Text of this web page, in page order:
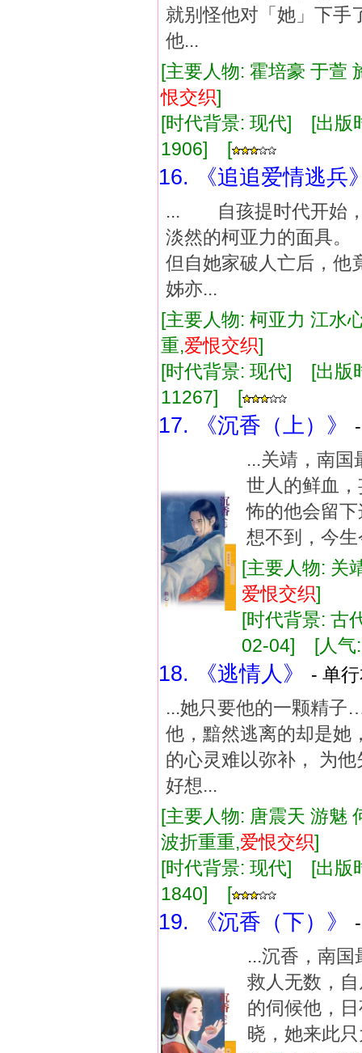
就别怪他对「她」下手
他...
[主要人物: 霍培豪 于
恨交织]
[时代背景: 现代] [出
1906] [
16. 《追追爱情逃兵
... 自孩提时代开始
淡然的柯亚力的面
但自她家破人亡后，
姊亦...
[主要人物: 柯亚力 江
重,爱恨交织]
[时代背景: 现代] [出
11267] [
17. 《沉香（上）》
...关靖，南国
世人的鲜血
怖的他会留
想不到，今
[主要人物: 关
爱恨交织]
[时代背景:
02-04] [人
18. 《逃情人》
- 单
...她只要他的一颗精
他，黯然逃离的却是她
的心灵难以弥补， 为
好想...
[主要人物: 唐震天 游
波折重重,爱恨交织]
[时代背景: 现代] [出
1840] [
19. 《沉香（下）》
...沉香，南
救人无数，
的伺候他，
晓，她来此